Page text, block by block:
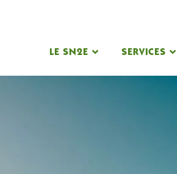
LE SN2E SERVICES